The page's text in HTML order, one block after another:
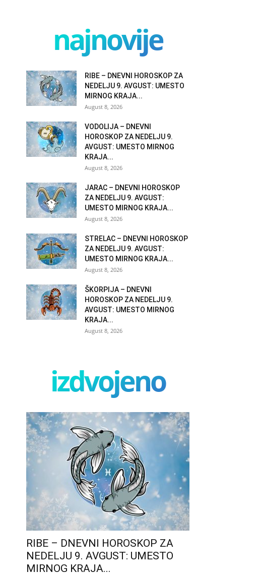
najnovije
RIBE – DNEVNI HOROSKOP ZA
NEDELJU 9. AVGUST: UMESTO
MIRNOG KRAJA...
August 8, 2026
VODOLIJA – DNEVNI
HOROSKOP ZA NEDELJU 9.
AVGUST: UMESTO MIRNOG
KRAJA...
August 8, 2026
JARAC – DNEVNI HOROSKOP
ZA NEDELJU 9. AVGUST:
UMESTO MIRNOG KRAJA...
August 8, 2026
STRELAC – DNEVNI HOROSKOP
ZA NEDELJU 9. AVGUST:
UMESTO MIRNOG KRAJA...
August 8, 2026
ŠKORPIJA – DNEVNI
HOROSKOP ZA NEDELJU 9.
AVGUST: UMESTO MIRNOG
KRAJA...
August 8, 2026
izdvojeno
RIBE – DNEVNI HOROSKOP ZA
NEDELJU 9. AVGUST: UMESTO
MIRNOG KRAJA...